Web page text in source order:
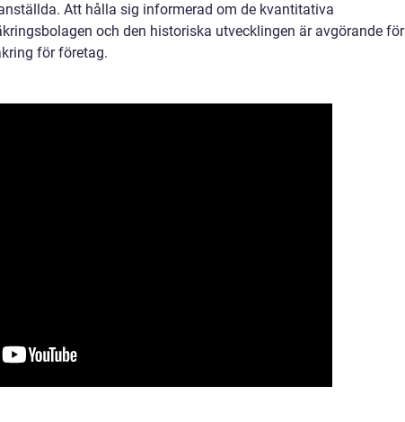
Att hålla sig informerad om de kvantitativa
och den historiska utvecklingen är avgörande för
för företag.